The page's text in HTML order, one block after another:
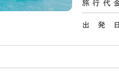
旅行代
出 発 日